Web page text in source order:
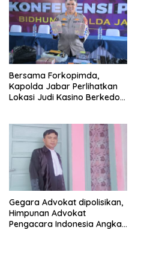
Bersama Forkopimda,
Kapolda Jabar Perlihatkan
Lokasi Judi Kasino Berkedok
Gegara Advokat dipolisikan,
Himpunan Advokat
Pengacara Indonesia Angkat